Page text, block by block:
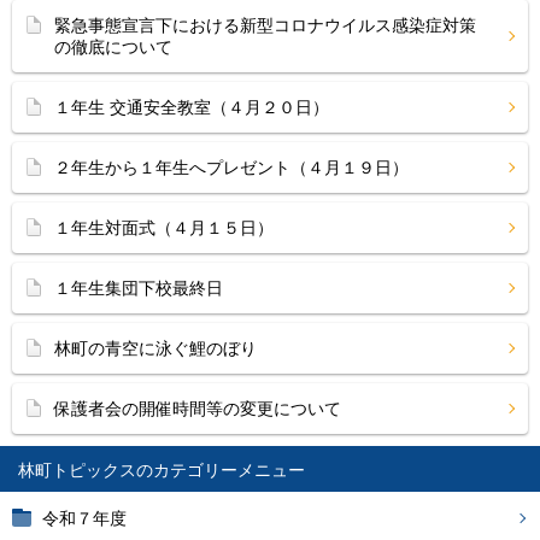
林町トピックス
令和７年度
緊急事態宣言下における新型コロナウイルス感染症対策
の徹底について
１年生 交通安全教室（４月２０日）
２年生から１年生へプレゼント（４月１９日）
１年生対面式（４月１５日）
１年生集団下校最終日
林町の青空に泳ぐ鯉のぼり
保護者会の開催時間等の変更について